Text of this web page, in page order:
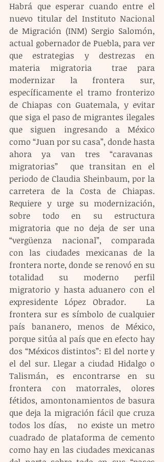
Habrá que esperar cuando entre el
nuevo titular del Instituto Nacional
de Migración (INM) Sergio Salomón,
actual gobernador de Puebla, para ver
que estrategias y destrezas en
materia migratoria  trae para
modernizar la frontera sur,
específicamente el tramo fronterizo
de Chiapas con Guatemala, y evitar
que siga el paso de migrantes ilegales
que siguen ingresando a México
como “Juan por su casa”, donde hasta
ahora ya van tres “caravanas
migratorias”  que transitan en el
periodo de Claudia Sheinbaum, por la
carretera de la Costa de Chiapas.
Requiere y urge su modernización,
sobre todo en su estructura
migratoria que no deja de ser una
“vergüenza nacional”, comparada
con las ciudades mexicanas de la
frontera norte, donde se renovó en su
totalidad su moderno perfil
migratorio y hasta aduanero con el
expresidente López Obrador.   La
frontera sur es símbolo de cualquier
país bananero, menos de México,
porque sitúa al país que en efecto hay
dos “Méxicos distintos”: El del norte y
el del sur. Llegar a ciudad Hidalgo o
Talismán, es encontrarse en su
frontera con matorrales, olores
fétidos, amontonamientos de basura
que deja la migración fácil que cruza
todos los días,   no existe un metro
cuadrado de plataforma de cemento
como hay en las ciudades mexicanas